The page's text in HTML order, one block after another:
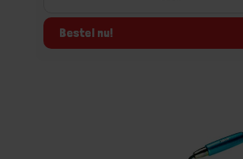
Bestel nu!